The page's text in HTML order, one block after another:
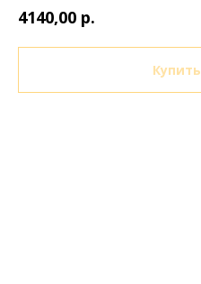
4140,00 р.
Купить